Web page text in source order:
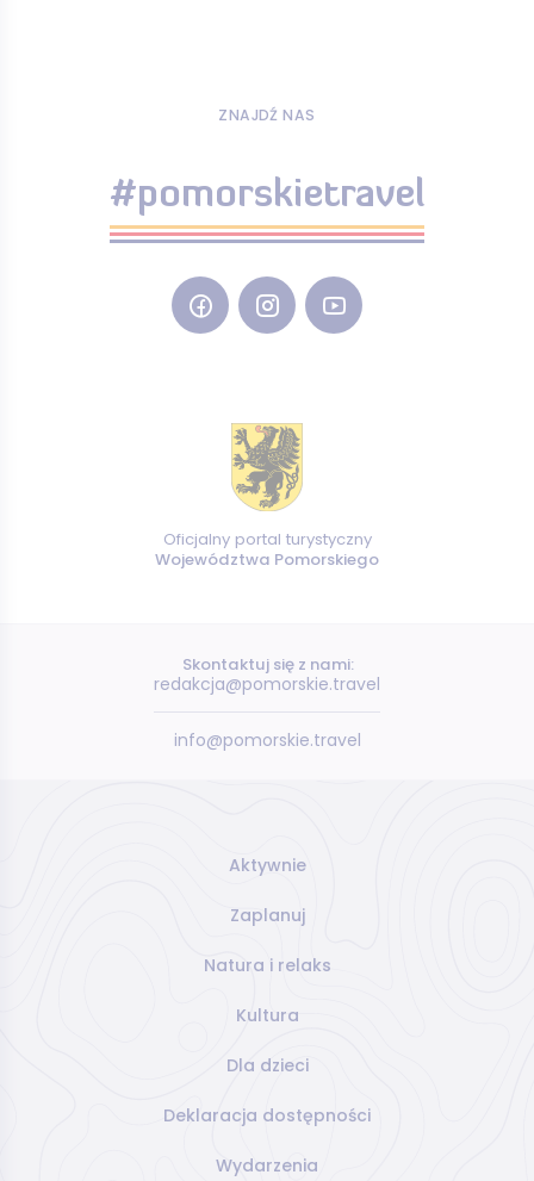
ZNAJDŹ NAS
#pomorskietravel
Oficjalny portal turystyczny
Województwa Pomorskiego
Skontaktuj się z nami:
redakcja@pomorskie.travel
info@pomorskie.travel
Aktywnie
Zaplanuj
Natura i relaks
Kultura
Dla dzieci
Deklaracja dostępności
Wydarzenia